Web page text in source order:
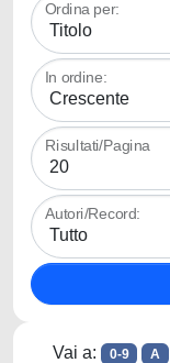
Ordina per:
In ordine:
Risultati/Pagina
Autori/Record:
Vai a: 0-9 A